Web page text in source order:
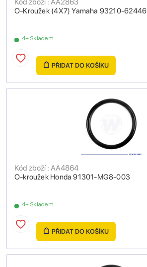
O-Kroužek (4X7) Yamaha 93210-62446
4+ Skladem
PŘIDAT DO KOŠÍKU
O-kroužek Honda 91301-MG8-003
Kód zboží : AA4864
4+ Skladem
PŘIDAT DO KOŠÍKU